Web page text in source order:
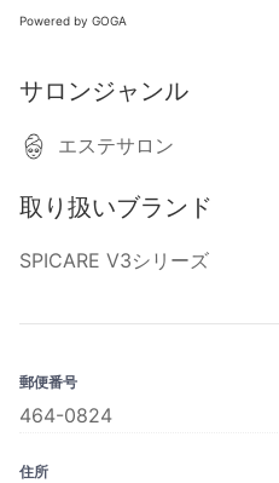
Powered by GOGA
サロンジャンル
エステサロン
取り扱いブランド
SPICARE V3シリーズ
郵便番号
464-0824
住所